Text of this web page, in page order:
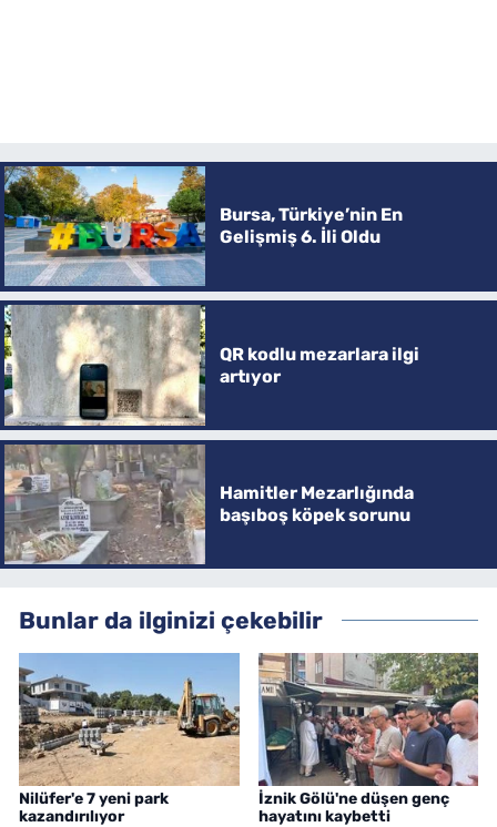
Bursa, Türkiye’nin En
Gelişmiş 6. İli Oldu
QR kodlu mezarlara ilgi
artıyor
Hamitler Mezarlığında
başıboş köpek sorunu
Bunlar da ilginizi çekebilir
Nilüfer'e 7 yeni park
kazandırılıyor
İznik Gölü'ne düşen genç
hayatını kaybetti